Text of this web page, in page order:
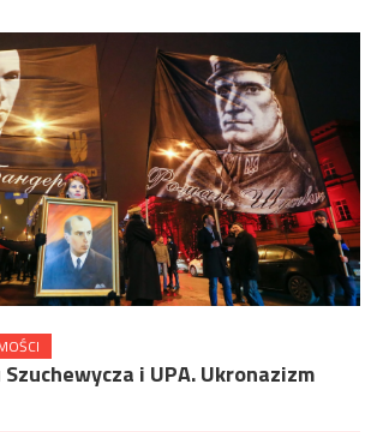
i UPA. Ukronazizm